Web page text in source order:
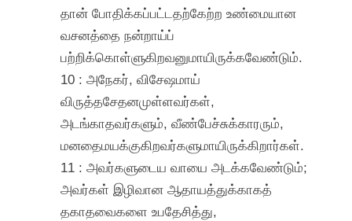
தான் போதிக்கப்பட்டதற்கேற்ற உண்மையான
வசனத்தை நன்றாய்ப்
பற்றிக்கொள்ளுகிறவனுமாயிருக்கவேண்டும்.
10 : அநேகர், விசேஷமாய்
விருத்தசேதனமுள்ளவர்கள்,
அடங்காதவர்களும், வீண்பேச்சுக்காரரும்,
மனதைமயக்குகிறவர்களுமாயிருக்கிறார்கள்.
11 : அவர்களுடைய வாயை அடக்கவேண்டும்;
அவர்கள் இழிவான ஆதாயத்துக்காகத்
தகாதவைகளை உபதேசித்து,